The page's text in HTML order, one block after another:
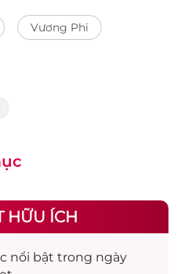
Vương Phi
HỮU ÍCH
nổi bật trong ngày